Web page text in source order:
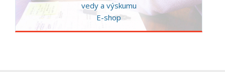
vedy a výskumu
E-shop